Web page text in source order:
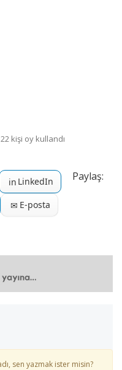
22 kişi oy kullandı
Paylaş:
in LinkedIn
✉ E-posta
sen yazmak ister misin?